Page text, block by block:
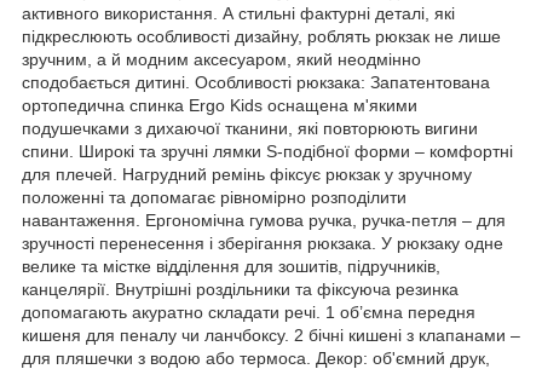
активного використання. А стильні фактурні деталі, які
підкреслюють особливості дизайну, роблять рюкзак не лише
зручним, а й модним аксесуаром, який неодмінно
сподобається дитині. Особливості рюкзака: Запатентована
ортопедична спинка Ergo Kids оснащена м'якими
подушечками з дихаючої тканини, які повторюють вигини
спини. Широкі та зручні лямки S-подібної форми – комфортні
для плечей. Нагрудний ремінь фіксує рюкзак у зручному
положенні та допомагає рівномірно розподілити
навантаження. Ергономічна гумова ручка, ручка-петля – для
зручності перенесення і зберігання рюкзака. У рюкзаку одне
велике та містке відділення для зошитів, підручників,
канцелярії. Внутрішні роздільники та фіксуюча резинка
допомагають акуратно складати речі. 1 об’ємна передня
кишеня для пеналу чи ланчбоксу. 2 бічні кишені з клапанами –
для пляшечки з водою або термоса. Декор: об'ємний друк,